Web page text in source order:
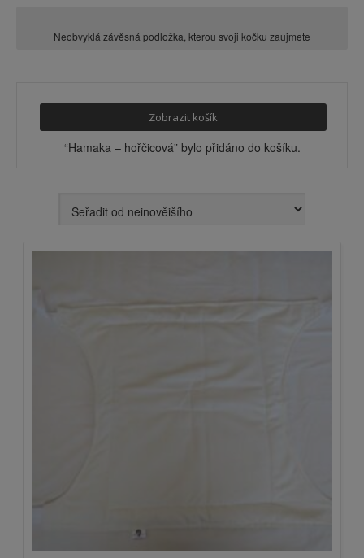
Neobvyklá závěsná podložka, kterou svoji kočku zaujmete
Zobrazit košík
“Hamaka – hořčicová” bylo přidáno do košíku.